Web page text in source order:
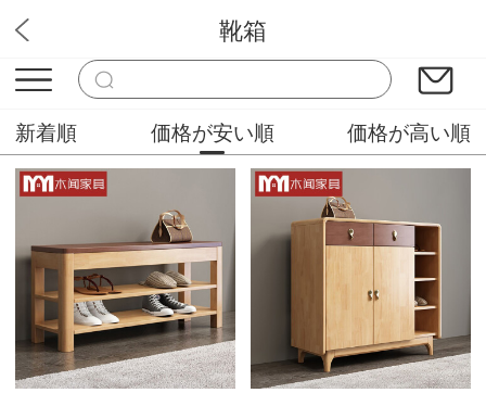
高橋販売屋
靴箱
新着順 価格が安い順 価格が高い順